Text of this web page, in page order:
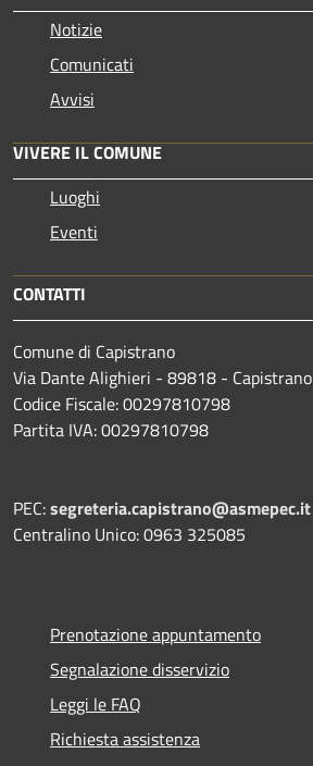
Notizie
Comunicati
Avvisi
VIVERE IL COMUNE
Luoghi
Eventi
CONTATTI
Comune di Capistrano
Via Dante Alighieri - 89818 - Capistrano
Codice Fiscale: 00297810798
Partita IVA: 00297810798
PEC:segreteria.capistrano@asmepec.it
Centralino Unico: 0963 325085
Prenotazione appuntamento
Segnalazione disservizio
Leggi le FAQ
Richiesta assistenza